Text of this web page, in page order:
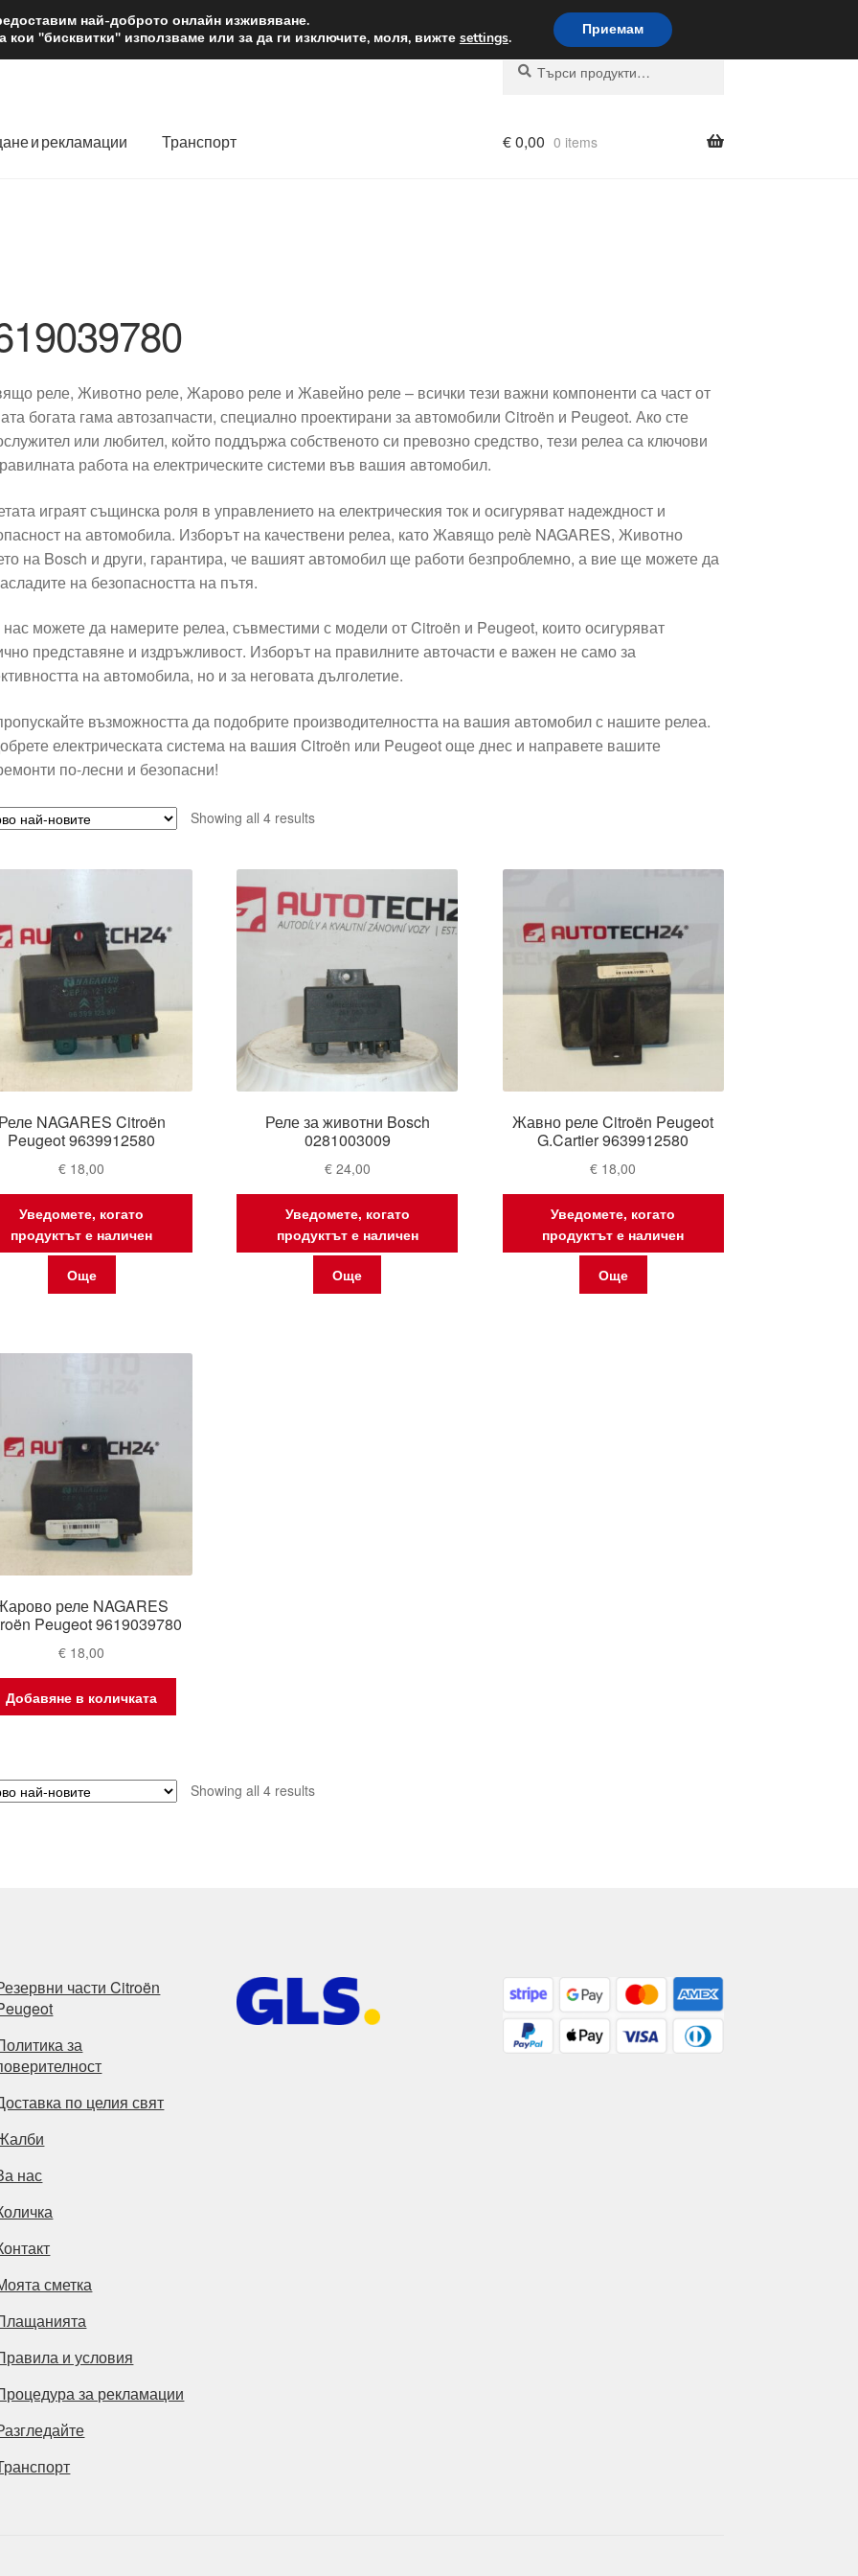
лв. Доставка по целия свят
Търсене
Търсене
и рекламации Транспорт €0,00 0 items
реле, Животно реле, Жарово реле и Жавейно реле – всички тези важни компоненти са част от
богата гама автозапчасти, специално проектирани за автомобили Citroën и Peugeot. Ако сте
или любител, който поддържа собственото си превозно средство, тези релеа са ключови
работа на електрическите системи във вашия автомобил.
играят същинска роля в управлението на електрическия ток и осигуряват надеждност и
на автомобила. Изборът на качествени релеа, като Жавящо релè NAGARES, Животно
на Bosch и други, гарантира, че вашият автомобил ще работи безпроблемно, а вие ще можете да
на безопасността на пътя.
можете да намерите релеа, съвместими с модели от Citroën и Peugeot, които осигуряват
представяне и издръжливост. Изборът на правилните авточасти е важен не само за
на автомобила, но и за неговата дълголетие.
възможността да подобрите производителността на вашия автомобил с нашите релеа.
електрическата система на вашия Citroën или Peugeot още днес и направете вашите
по-лесни и безопасни!
Showing all 4 resultsSorted
NAGARES Citroën
Peugeot 9639912580
€ 18,00
Уведомете, когато
продуктът е наличен
Още
Реле за животни Bosch
0281003009
€24,00
Уведомете, когато
продуктът е наличен
Още
Жавно реле Citroën Peugeot
G.Cartier 9639912580
€ 18,00
Уведомете, когато
продуктът е наличен
Още
реле NAGARES
Peugeot 9619039780
€ 18,00
Добавяне в количката
Showing all 4 resultsSorted
части Citroën
за
по целия свят
нас
сметка
и условия
за рекламации
най-доброто онлайн изживяване.
"бисквитки" използваме или за да ги изключите, моля, вижте settings. Приемам